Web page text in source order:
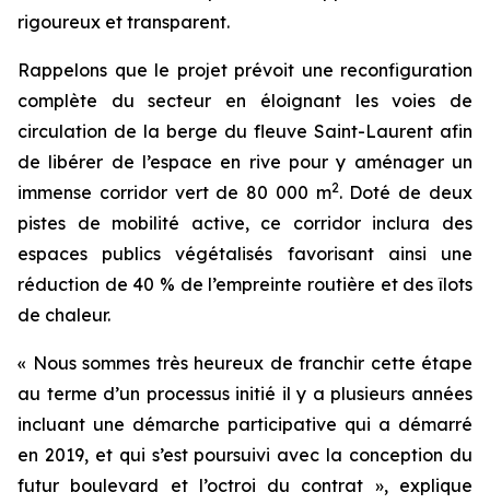
rigoureux et transparent.
Rappelons que le projet prévoit une reconfiguration
complète du secteur en éloignant les voies de
circulation de la berge du fleuve Saint-Laurent afin
de libérer de l’espace en rive pour y aménager un
immense corridor vert de 80 000 m2. Doté de deux
pistes de mobilité active, ce corridor inclura des
espaces publics végétalisés favorisant ainsi une
réduction de 40 % de l’empreinte routière et des îlots
de chaleur.
« Nous sommes très heureux de franchir cette étape
au terme d’un processus initié il y a plusieurs années
incluant une démarche participative qui a démarré
en 2019, et qui s’est poursuivi avec la conception du
futur boulevard et l’octroi du contrat », explique